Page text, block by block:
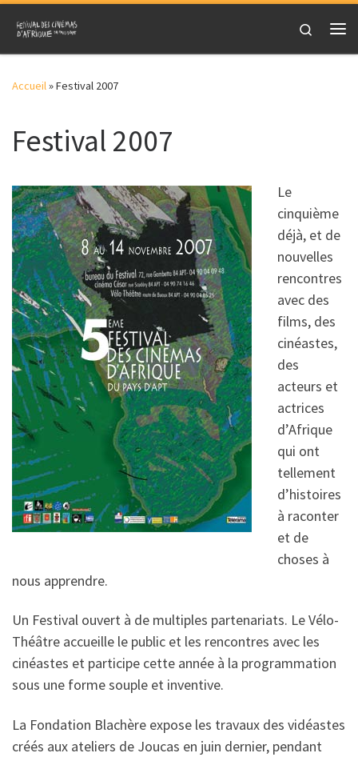
Skip to content
Search
Accueil»Festival 2007
Festival 2007
Le
cinquième
déjà, et de
nouvelles
rencontres
avec des
films, des
cinéastes,
des
acteurs et
actrices
d’Afrique
qui ont
tellement
d’histoires
à raconter
et de
choses à
nous apprendre.
Un Festival ouvert à de multiples partenariats. Le Vélo-
Théâtre accueille le public et les rencontres avec les
cinéastes et participe cette année à la programmation
sous une forme souple et inventive.
La Fondation Blachère expose les travaux des vidéastes
créés aux ateliers de Joucas en juin dernier, pendant